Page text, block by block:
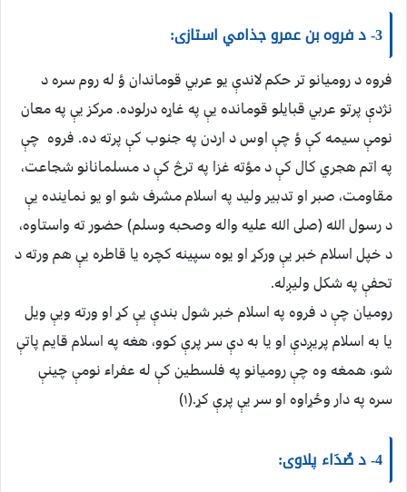
3- د فروه بن عمرو جذامي استازى:
فروه د روميانو تر حكم لاندې يو عربي قوماندان ؤ له روم سره د
نژدې پرتو عربي قبايلو قومانده يې په غاړه درلوده. مركز يې په معان
نومې سيمه كې ؤ چې اوس د اردن په جنوب كې پرته ده. فروه چې
په اتم هجري كال كې د مؤته غزا په ترڅ كې د مسلمانانو شجاعت،
مقاومت، صبر او تدبير وليد په اسلام مشرف شو او يو نماينده يې
د رسول الله (صلى الله عليه واله وصحبه وسلم) حضور ته واستاوه،
د خپل اسلام خبر يې وركړ او يوه سپينه كچره يا قاطره يې هم ورته د
تحفې په شكل وليږله.
روميان چې د فروه په اسلام خبر شول بندې يې كړ او ورته ويې ويل
يا به اسلام پريږدې او يا به دې سر پرې كوو، هغه په اسلام قايم پاتې
شو، همغه وه چې روميانو په فلسطين كې له عفراء نومې چينې
سره په دار وځړاوه او سر يې پرې كړ.(١)
4- د صُدَاء‏ پلاوى: